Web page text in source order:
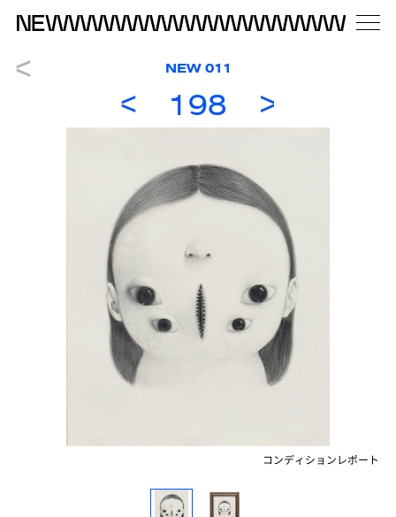
NEW 011
198
コンディションレポート